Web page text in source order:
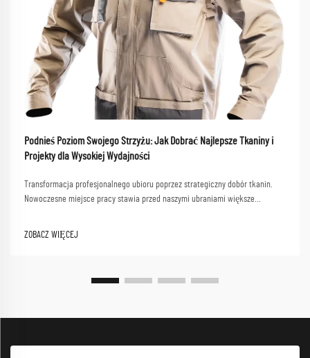
Podnieś Poziom Swojego Strzyżu: Jak Dobrać Najlepsze Tkaniny i
Projekty dla Wysokiej Wydajności
Transformacja profesjonalnego ubioru poprzez strategiczny dobór tkanin.
Nowoczesne miejsce pracy stawia przed naszymi ubraniami większe
dynamicznym środowiskiem pracy, nowe...
ZOBACZ WIĘCEJ